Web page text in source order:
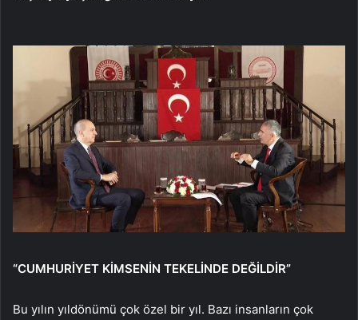
“CUMHURİYET KİMSENİN TEKELİNDE DEĞİLDİR”
Bu yılın yıldönümü çok özel bir yıl. Bazı insanların çok